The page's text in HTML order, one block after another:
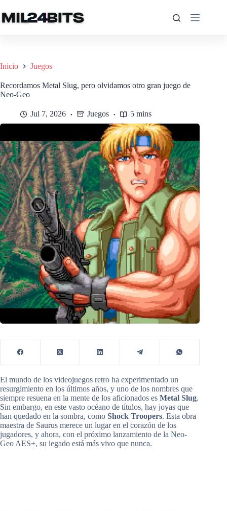
al
contenido
Inicio Juegos
Recordamos Metal Slug, pero olvidamos otro gran juego de
Neo-Geo
Jul 7, 2026 Juegos 5 mins
El mundo de los videojuegos retro ha experimentado un
resurgimiento en los últimos años, y uno de los nombres que
siempre resuena en la mente de los aficionados es Metal Slug.
Sin embargo, en este vasto océano de títulos, hay joyas que
han quedado en la sombra, como Shock Troopers. Esta obra
maestra de Saurus merece un lugar en el corazón de los
jugadores, y ahora, con el próximo lanzamiento de la Neo-
Geo AES+, su legado está más vivo que nunca.